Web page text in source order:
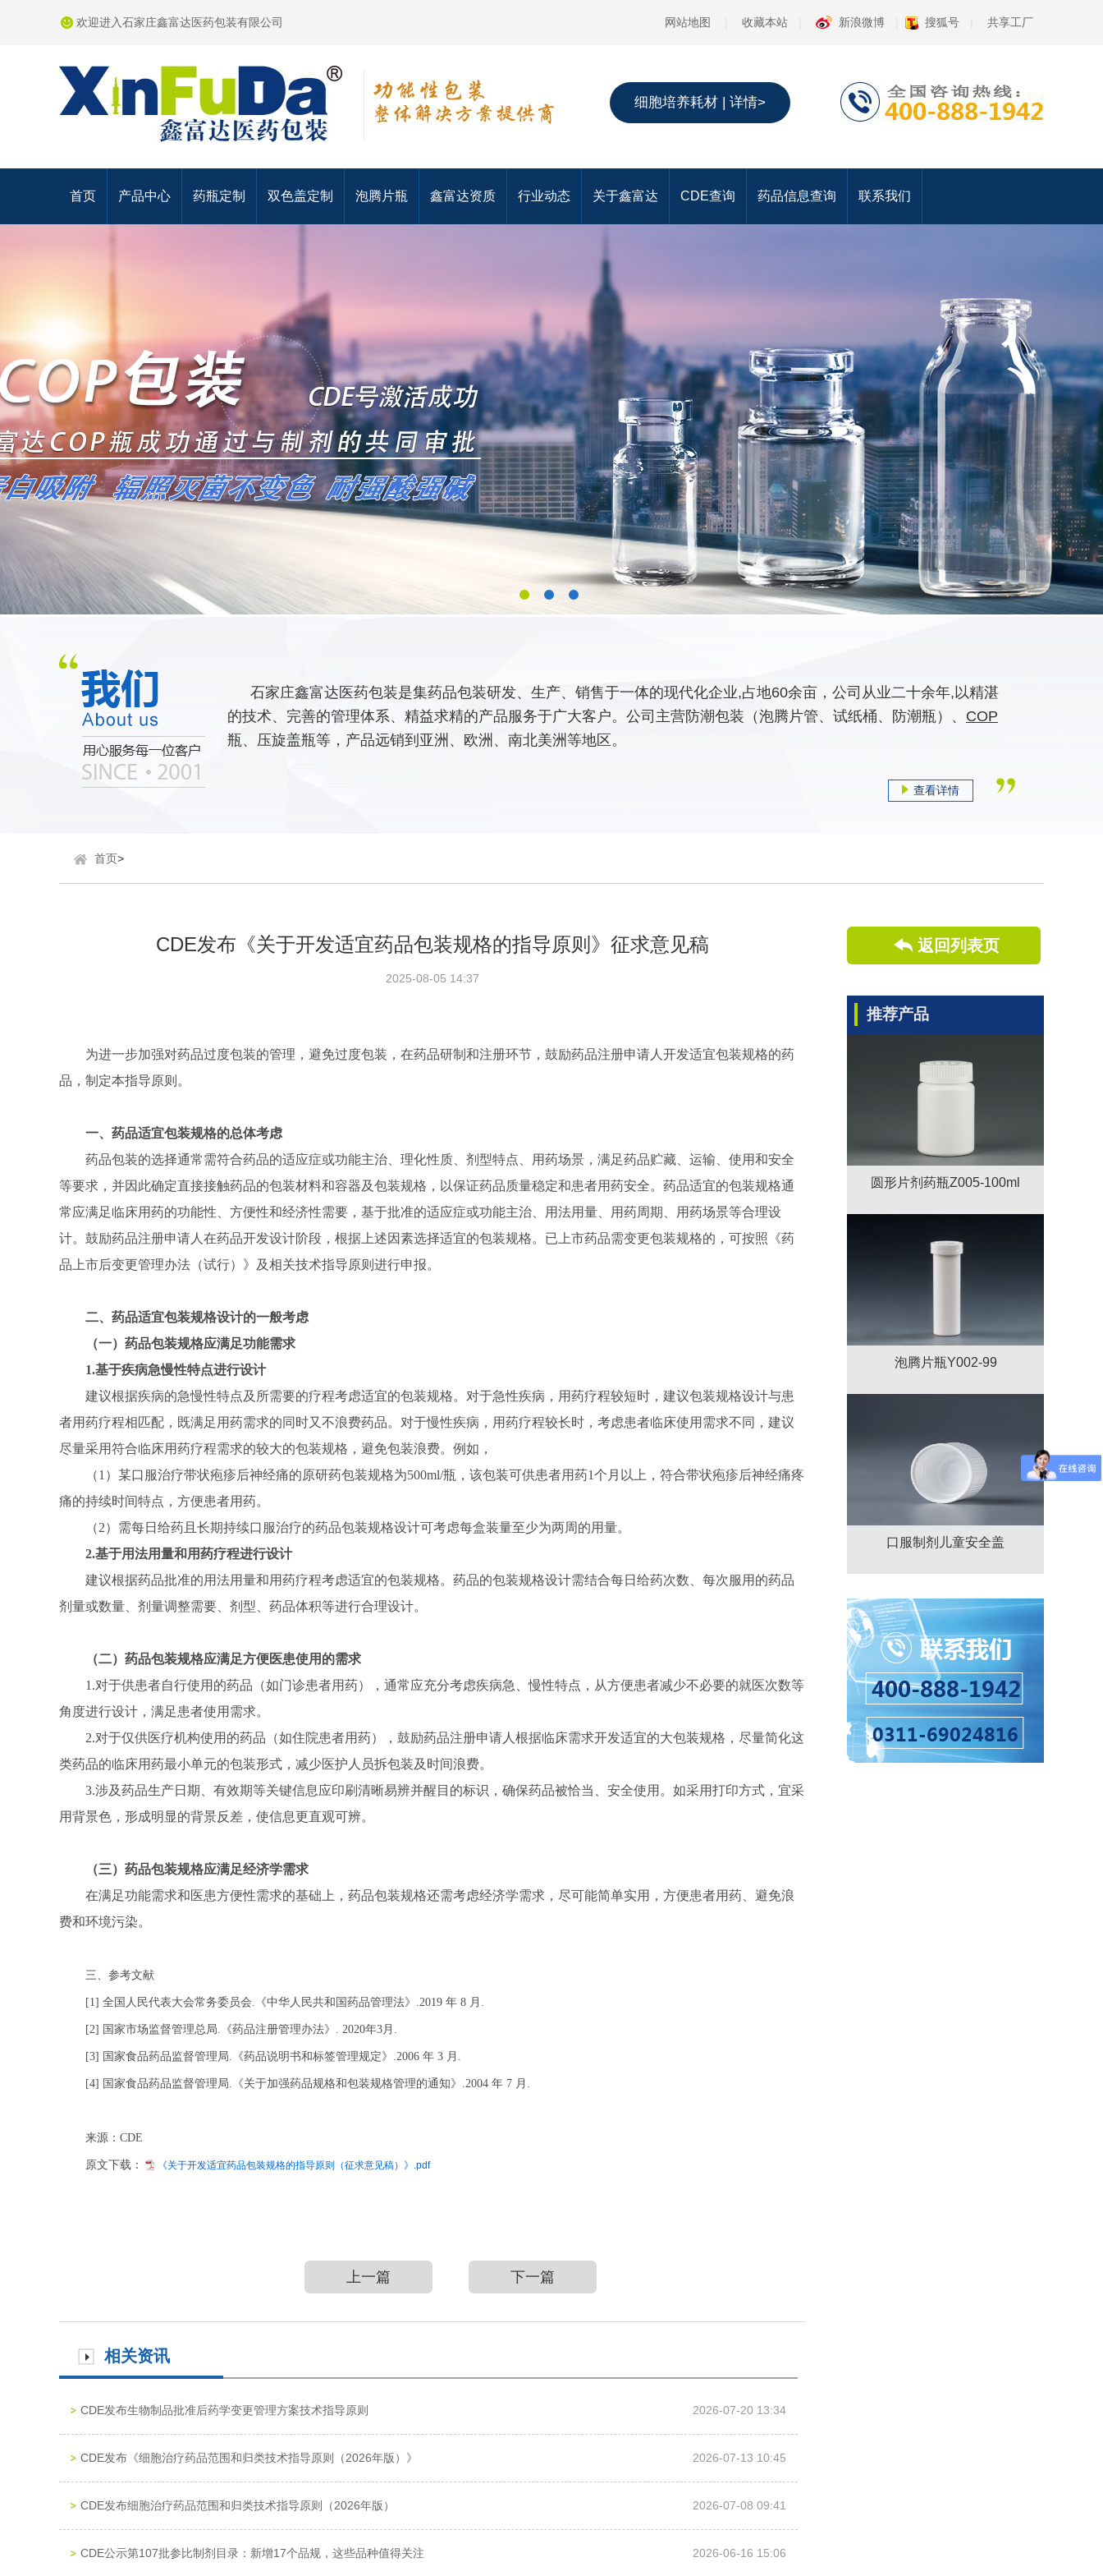
欢迎进入石家庄鑫富达医药包装有限公司 网站地图 收藏本站 新浪微博 搜狐号 共享工厂
细胞培养耗材 | 详情>
首页 产品中心 药瓶定制 双色盖定制 泡腾片瓶 鑫富达资质 行业动态 关于鑫富达 CDE查询 药品信息查询 联系我们
石家庄鑫富达医药包装是集药品包装研发、生产、销售于一体的现代化企业,占地60余亩，公司从业二十余年,以精湛
的技术、完善的管理体系、精益求精的产品服务于广大客户。公司主营防潮包装（泡腾片管、试纸桶、防潮瓶）、 COP
瓶、压旋盖瓶等，产品远销到亚洲、欧洲、南北美洲等地区。
查看详情
首页>
返回列表页
推荐产品
圆形片剂药瓶Z005-100ml
泡腾片瓶Y002-99
口服制剂儿童安全盖
CDE发布《关于开发适宜药品包装规格的指导原则》征求意见稿
2025-08-05 14:37
为进一步加强对药品过度包装的管理，避免过度包装，在药品研制和注册环节，鼓励药品注册申请人开发适宜包装规格的药
品，制定本指导原则。
一、药品适宜包装规格的总体考虑
药品包装的选择通常需符合药品的适应症或功能主治、理化性质、剂型特点、用药场景，满足药品贮藏、运输、使用和安全
等要求，并因此确定直接接触药品的包装材料和容器及包装规格，以保证药品质量稳定和患者用药安全。药品适宜的包装规格通
常应满足临床用药的功能性、方便性和经济性需要，基于批准的适应症或功能主治、用法用量、用药周期、用药场景等合理设
计。鼓励药品注册申请人在药品开发设计阶段，根据上述因素选择适宜的包装规格。已上市药品需变更包装规格的，可按照《药
品上市后变更管理办法（试行）》及相关技术指导原则进行申报。
二、药品适宜包装规格设计的一般考虑
（一）药品包装规格应满足功能需求
1.基于疾病急慢性特点进行设计
建议根据疾病的急慢性特点及所需要的疗程考虑适宜的包装规格。对于急性疾病，用药疗程较短时，建议包装规格设计与患
者用药疗程相匹配，既满足用药需求的同时又不浪费药品。对于慢性疾病，用药疗程较长时，考虑患者临床使用需求不同，建议
尽量采用符合临床用药疗程需求的较大的包装规格，避免包装浪费。例如，
（1）某口服治疗带状疱疹后神经痛的原研药包装规格为500ml/瓶，该包装可供患者用药1个月以上，符合带状疱疹后神经痛疼
痛的持续时间特点，方便患者用药。
（2）需每日给药且长期持续口服治疗的药品包装规格设计可考虑每盒装量至少为两周的用量。
2.基于用法用量和用药疗程进行设计
建议根据药品批准的用法用量和用药疗程考虑适宜的包装规格。药品的包装规格设计需结合每日给药次数、每次服用的药品
剂量或数量、剂量调整需要、剂型、药品体积等进行合理设计。
（二）药品包装规格应满足方便医患使用的需求
1.对于供患者自行使用的药品（如门诊患者用药），通常应充分考虑疾病急、慢性特点，从方便患者减少不必要的就医次数等
角度进行设计，满足患者使用需求。
2.对于仅供医疗机构使用的药品（如住院患者用药），鼓励药品注册申请人根据临床需求开发适宜的大包装规格，尽量简化这
类药品的临床用药最小单元的包装形式，减少医护人员拆包装及时间浪费。
3.涉及药品生产日期、有效期等关键信息应印刷清晰易辨并醒目的标识，确保药品被恰当、安全使用。如采用打印方式，宜采
用背景色，形成明显的背景反差，使信息更直观可辨。
（三）药品包装规格应满足经济学需求
在满足功能需求和医患方便性需求的基础上，药品包装规格还需考虑经济学需求，尽可能简单实用，方便患者用药、避免浪
费和环境污染。
三、参考文献
[1] 全国人民代表大会常务委员会.《中华人民共和国药品管理法》.2019 年 8 月.
[2] 国家市场监督管理总局.《药品注册管理办法》. 2020年3月.
[3] 国家食品药品监督管理局.《药品说明书和标签管理规定》.2006 年 3 月.
[4] 国家食品药品监督管理局.《关于加强药品规格和包装规格管理的通知》.2004 年 7 月.
来源：CDE
原文下载： 《关于开发适宜药品包装规格的指导原则（征求意见稿）》.pdf
上一篇 下一篇
相关资讯
CDE发布生物制品批准后药学变更管理方案技术指导原则 2026-07-20 13:34
CDE发布《细胞治疗药品范围和归类技术指导原则（2026年版）》 2026-07-13 10:45
CDE发布细胞治疗药品范围和归类技术指导原则（2026年版） 2026-07-08 09:41
CDE公示第107批参比制剂目录：新增17个品规，这些品种值得关注 2026-06-16 15:06